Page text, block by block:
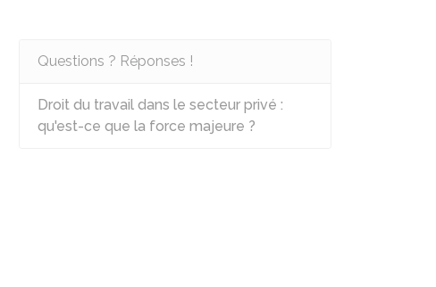
Questions ? Réponses !
Droit du travail dans le secteur privé :
qu'est-ce que la force majeure ?